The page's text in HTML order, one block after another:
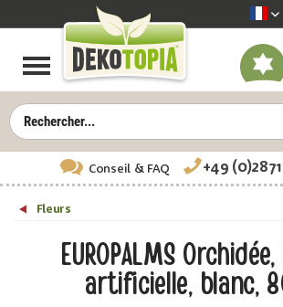
Conseil& FAQ +49
Fleurs
EUROPALMS
artificielle, blanc,